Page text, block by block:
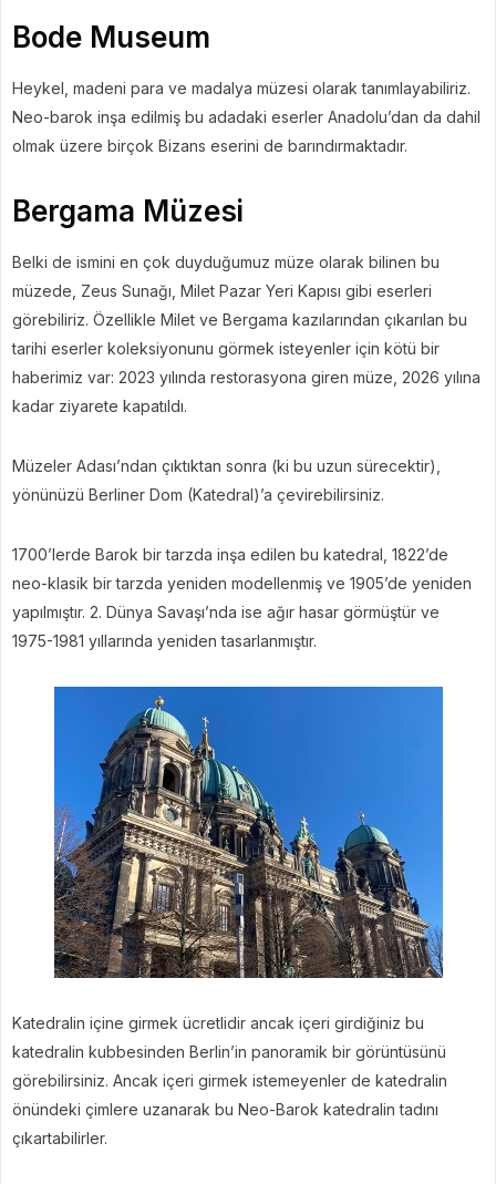
Bode Museum
Heykel, madeni para ve madalya müzesi olarak tanımlayabiliriz.
Neo-barok inşa edilmiş bu adadaki eserler Anadolu’dan da dahil
olmak üzere birçok Bizans eserini de barındırmaktadır.
Bergama Müzesi
Belki de ismini en çok duyduğumuz müze olarak bilinen bu
müzede, Zeus Sunağı, Milet Pazar Yeri Kapısı gibi eserleri
görebiliriz. Özellikle Milet ve Bergama kazılarından çıkarılan bu
tarihi eserler koleksiyonunu görmek isteyenler için kötü bir
haberimiz var: 2023 yılında restorasyona giren müze, 2026 yılına
kadar ziyarete kapatıldı.
Müzeler Adası’ndan çıktıktan sonra (ki bu uzun sürecektir),
yönünüzü Berliner Dom (Katedral)’a çevirebilirsiniz.
1700’lerde Barok bir tarzda inşa edilen bu katedral, 1822’de
neo-klasik bir tarzda yeniden modellenmiş ve 1905’de yeniden
yapılmıştır. 2. Dünya Savaşı’nda ise ağır hasar görmüştür ve
1975-1981 yıllarında yeniden tasarlanmıştır.
Katedralin içine girmek ücretlidir ancak içeri girdiğiniz bu
katedralin kubbesinden Berlin’in panoramik bir görüntüsünü
görebilirsiniz. Ancak içeri girmek istemeyenler de katedralin
önündeki çimlere uzanarak bu Neo-Barok katedralin tadını
çıkartabilirler.